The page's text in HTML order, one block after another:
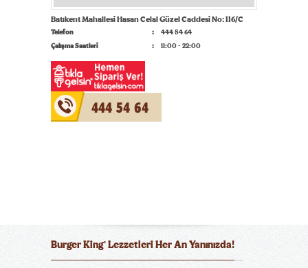
Batıkent Mahallesi Hasan Celal Güzel Caddesi No: 116/C
Telefon
444 54 64
Çalışma Saatleri
11:00 - 22:00
444 54 64
Burger King® Lezzetleri Her An Yanınızda!